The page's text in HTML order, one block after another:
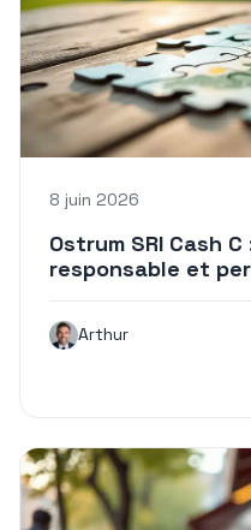
8 juin 2026
Ostrum SRI Cash
responsable et
Arthur